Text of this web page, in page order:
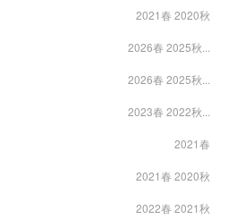
2021春 2020秋
2026春 2025秋...
2026春 2025秋...
2023春 2022秋...
2021春
2021春 2020秋
2022春 2021秋